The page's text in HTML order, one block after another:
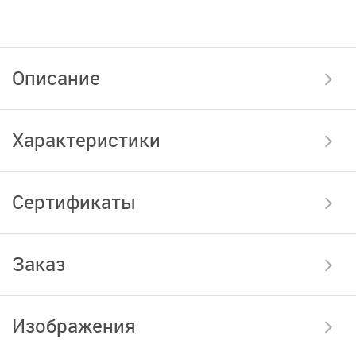
Описание
Характеристики
Сертификаты
Заказ
Изображения